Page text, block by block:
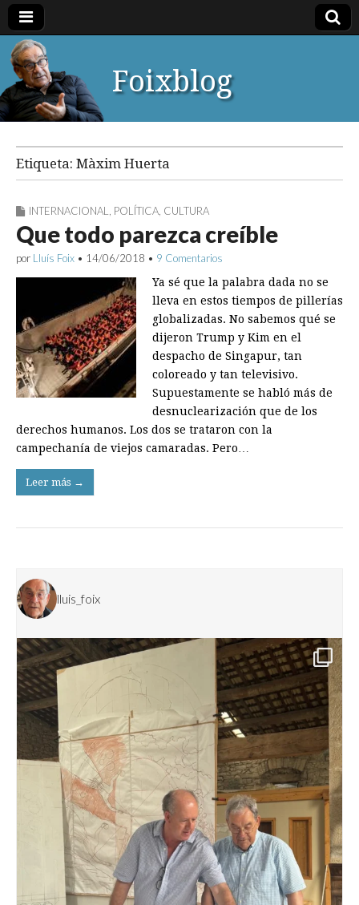
Foixblog
Etiqueta: Màxim Huerta
INTERNACIONAL POLÍTICA CULTURA
Que todo parezca creíble
por Lluís Foix • 14/06/2018 • 9 Comentarios
Ya sé que la palabra dada no se
lleva en estos tiempos de pillerías
globalizadas. No sabemos qué se
dijeron Trump y Kim en el
despacho de Singapur, tan
coloreado y tan televisivo.
Supuestamente se habló más de
desnuclearización que de los
derechos humanos. Los dos se trataron con la
campechanía de viejos camaradas. Pero…
Leer más →
lluis_foix